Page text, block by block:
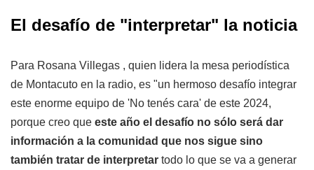
El desafío de "interpretar" la noticia
Para Rosana Villegas , quien lidera la mesa periodística
de Montacuto en la radio, es "un hermoso desafío integrar
este enorme equipo de 'No tenés cara' de este 2024,
porque creo que este año el desafío no sólo será dar
información a la comunidad que nos sigue sino
también tratar de interpretar todo lo que se va a generar